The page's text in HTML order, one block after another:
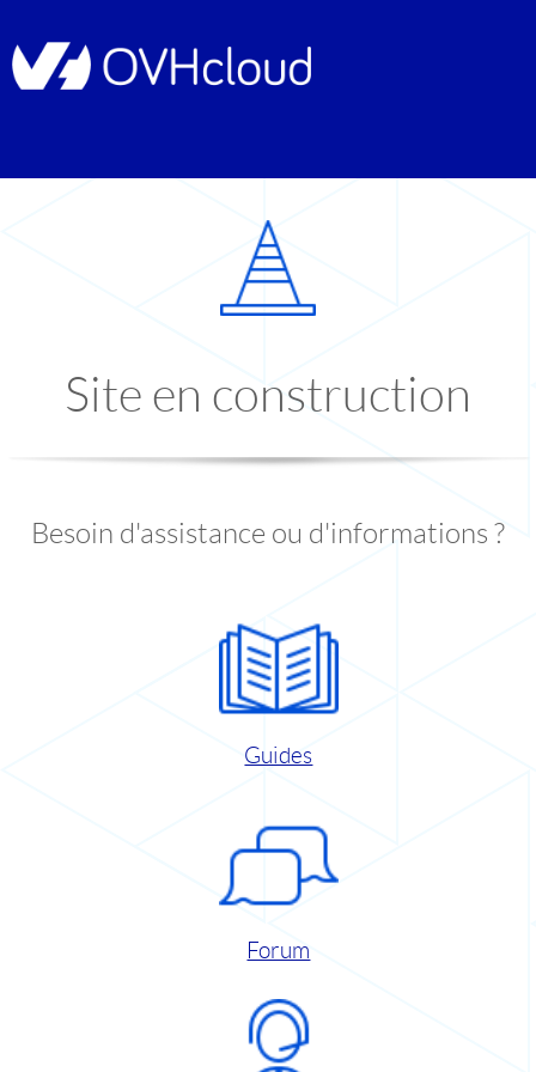
Site en construction
Besoin d'assistance ou d'informations ?
Guides
Forum